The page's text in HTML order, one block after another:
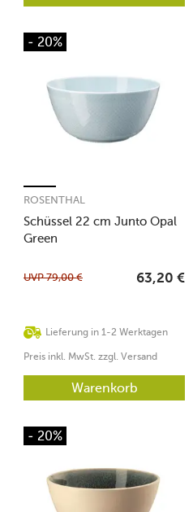
- 20%
Schüssel 22 cm Junto Opal
Green
ROSENTHAL
Lieferung in 1-2 Werktagen
UVP79,00 € 63,20 €
Preis inkl. MwSt. zzgl. Versand
Warenkorb
- 20%